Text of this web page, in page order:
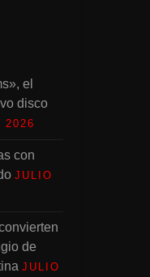
el
disco
2026
con
JULIO
de
JULIO